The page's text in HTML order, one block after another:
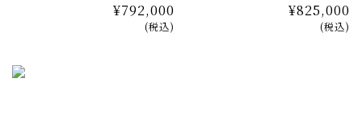
¥792,000
(税込)
¥825,000
(税込)